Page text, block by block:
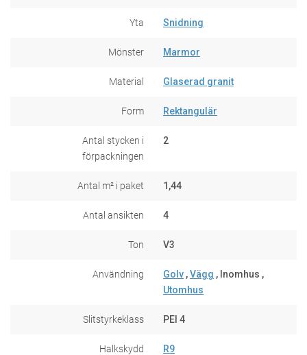
Yta Snidning
Mönster Marmor
Material Glaserad granit
Form Rektangulär
Antal stycken i
förpackningen
2
Antal m² i paket 1,44
Antal ansikten 4
Ton V3
Användning Golv ,Vägg , Inomhus ,
Utomhus
Slitstyrkeklass PEI 4
Halkskydd R9